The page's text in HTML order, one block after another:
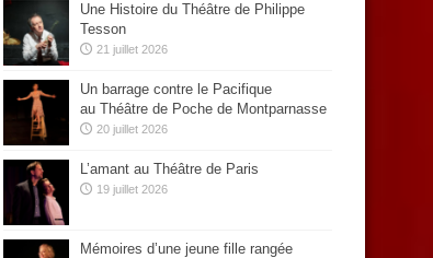
Une Histoire du Théâtre de Philippe
Tesson
21 juillet 2026
Un barrage contre le Pacifique
au Théâtre de Poche de Montparnasse
20 juillet 2026
L’amant au Théâtre de Paris
19 juillet 2026
Mémoires d’une jeune fille rangée